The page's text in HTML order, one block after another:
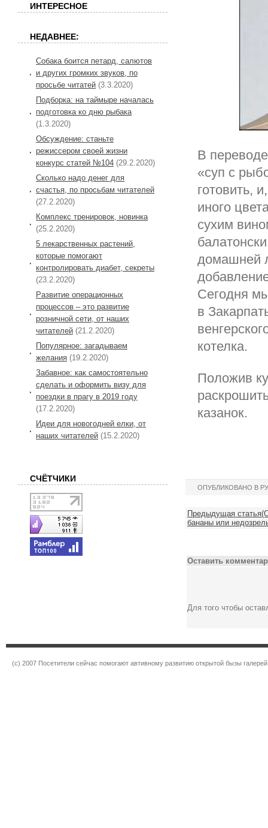
В
«суп с
готовить,
иного
сухим
домашней
Сегодня
в
котелка.
Положив
казанок.
ОПУБЛИКОВАНО В
Предыдущая
бананы или
Оставить
Для того чтобы
ИНТЕРЕСНОЕ
НЕДАВНЕЕ:
Собака боится петард, салютов
и других громких звуков, по
просьбе читатей (3.3.2020)
Подборка: на таймыре началась
подготовка ко дню рыбака
(1.3.2020)
Обсуждение: станьте
режиссером своей жизни
конкурс статей №104 (29.2.2020)
Сколько надо денег для
счастья, по просьбам читателей
(27.2.2020)
Комплекс тренировок, новинка
(25.2.2020)
5 лекарственных растений,
которые помогают
контролировать диабет, секреты
(23.2.2020)
Развитие операционных
процессов – это развитие
розничной сети, от наших
читателей (21.2.2020)
Популярное: загадываем
желания (19.2.2020)
Забавное: как самостоятельно
сделать и оформить визу для
поездки в прагу в 2019 году
(17.2.2020)
Идеи для новогодней елки, от
наших читателей (15.2.2020)
СЧЁТЧИКИ
(c) 2007 Посетители сейчас помогают автивному развитию открытой бызы